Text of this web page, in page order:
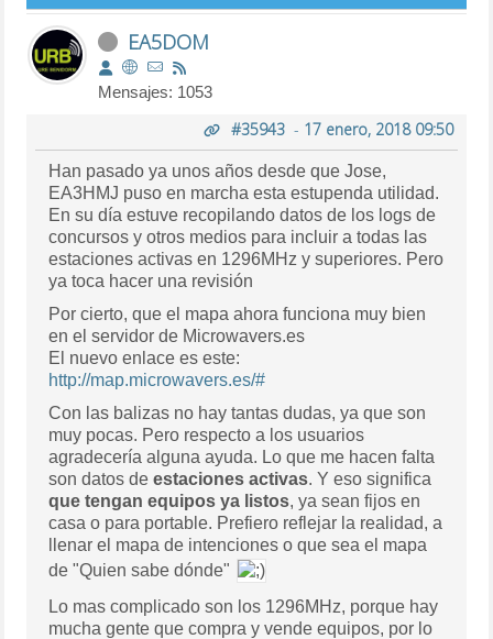
EA5DOM
Mensajes: 1053
#35943- 17 enero, 2018 09:50
Han pasado ya unos años desde que Jose,
EA3HMJ puso en marcha esta estupenda utilidad.
En su día estuve recopilando datos de los logs de
concursos y otros medios para incluir a todas las
estaciones activas en 1296MHz y superiores. Pero
ya toca hacer una revisión
Por cierto, que el mapa ahora funciona muy bien
en el servidor de Microwavers.es
El nuevo enlace es este:
http://map.microwavers.es/#
Con las balizas no hay tantas dudas, ya que son
muy pocas. Pero respecto a los usuarios
agradecería alguna ayuda. Lo que me hacen falta
son datos deestaciones activas. Y eso significa
que tengan equipos ya listos, ya sean fijos en
casa o para portable. Prefiero reflejar la realidad, a
llenar el mapa de intenciones o que sea el mapa
de "Quien sabe dónde"
Lo mas complicado son los 1296MHz, porque hay
mucha gente que compra y vende equipos, por lo